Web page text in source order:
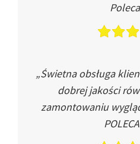
„Świetna obsługa
dobrej jakości
zamontowaniu